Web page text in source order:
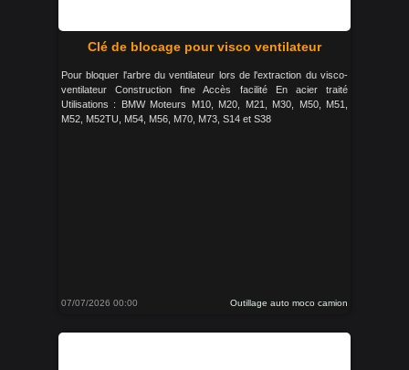
Clé de blocage pour visco ventilateur
Pour bloquer l'arbre du ventilateur lors de l'extraction du visco-
ventilateur Construction fine Accès facilité En acier traité
Utilisations : BMW Moteurs M10, M20, M21, M30, M50, M51,
M52, M52TU, M54, M56, M70, M73, S14 et S38
07/07/2026 00:00 Outillage auto moco camion